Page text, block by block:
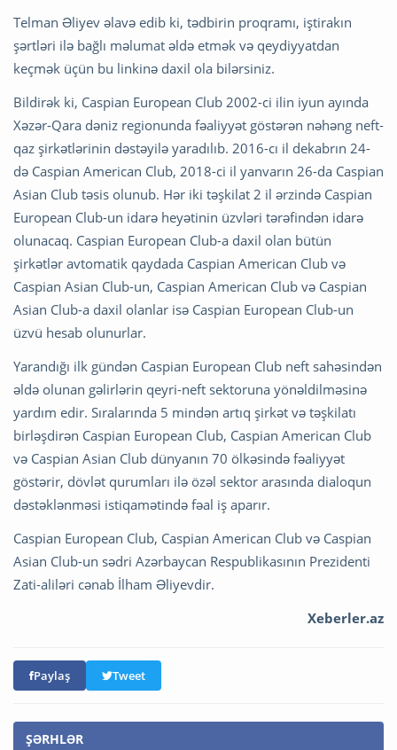
Telman Əliyev əlavə edib ki, tədbirin proqramı, iştirakın
şərtləri ilə bağlı məlumat əldə etmək və qeydiyyatdan
keçmək üçün bu linkinə daxil ola bilərsiniz.
Bildirək ki, Caspian European Club 2002-ci ilin iyun ayında
Xəzər-Qara dəniz regionunda fəaliyyət göstərən nəhəng neft-
qaz şirkətlərinin dəstəyilə yaradılıb. 2016-cı il dekabrın 24-
də Caspian American Club, 2018-ci il yanvarın 26-da Caspian
Asian Club təsis olunub. Hər iki təşkilat 2 il ərzində Caspian
European Club-un idarə heyətinin üzvləri tərəfindən idarə
olunacaq. Caspian European Club-a daxil olan bütün
şirkətlər avtomatik qaydada Caspian American Club və
Caspian Asian Club-un, Caspian American Club və Caspian
Asian Club-a daxil olanlar isə Caspian European Club-un
üzvü hesab olunurlar.
Yarandığı ilk gündən Caspian European Club neft sahəsindən
əldə olunan gəlirlərin qeyri-neft sektoruna yönəldilməsinə
yardım edir. Sıralarında 5 mindən artıq şirkət və təşkilatı
birləşdirən Caspian European Club, Caspian American Club
və Caspian Asian Club dünyanın 70 ölkəsində fəaliyyət
göstərir, dövlət qurumları ilə özəl sektor arasında dialoqun
dəstəklənməsi istiqamətində fəal iş aparır.
Caspian European Club, Caspian American Club və Caspian
Asian Club-un sədri Azərbaycan Respublikasının Prezidenti
Zati-aliləri cənab İlham Əliyevdir.
Xeberler.az
Paylaş Tweet
ŞƏRHLƏR